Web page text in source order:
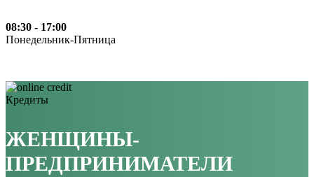
08:30 - 17:00
Понедельник-Пятница
Кредиты
ЖЕНЩИНЫ-
ПРЕДПРИНИМАТЕЛИ